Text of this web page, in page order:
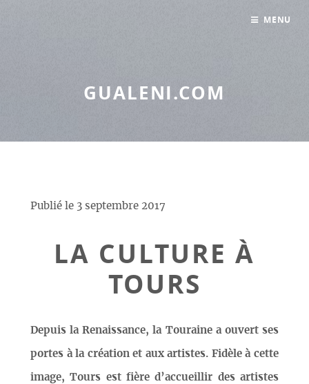
GUALENI.COM
Publié le 3 septembre 2017
LA CULTURE À
TOURS
Depuis la Renaissance, la Touraine a ouvert ses
portes à la création et aux artistes. Fidèle à cette
image, Tours est fière d’accueillir des artistes
MENU